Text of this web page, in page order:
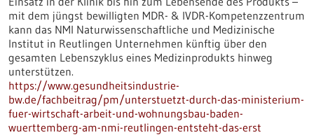
mit dem jüngst bewilligten MDR- & IVDR-Kompetenzzentrum
kann das NMI Naturwissenschaftliche und Medizinische
Institut in Reutlingen Unternehmen künftig über den
gesamten Lebenszyklus eines Medizinprodukts hinweg
unterstützen.
https://www.gesundheitsindustrie-
bw.de/fachbeitrag/pm/unterstuetzt-durch-das-ministerium-
fuer-wirtschaft-arbeit-und-wohnungsbau-baden-
wuerttemberg-am-nmi-reutlingen-entsteht-das-erst